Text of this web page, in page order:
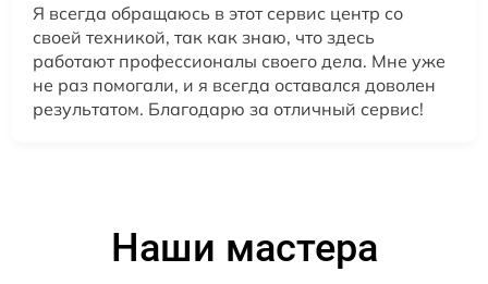
Я всегда обращаюсь в этот сервис центр со
своей техникой, так как знаю, что здесь
работают профессионалы своего дела. Мне уже
не раз помогали, и я всегда оставался доволен
результатом. Благодарю за отличный сервис!
Наши мастера